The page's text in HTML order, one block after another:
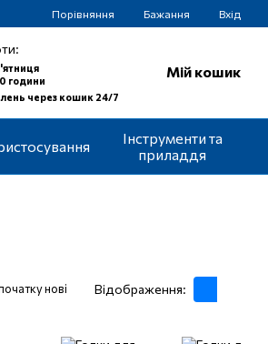
Порівняння Бажання Вхід
години
через кошик 24/7
Мій кошик
Інструменти та
приладдя
нові Відображення: